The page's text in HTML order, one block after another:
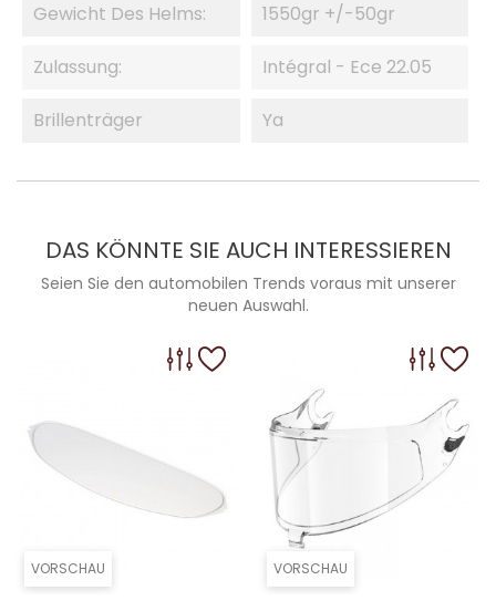
Gewicht Des Helms: 1550gr +/-50gr
Zulassung: Intégral - Ece 22.05
Brillenträger Ya
DAS KÖNNTE SIE AUCH INTERESSIEREN
Seien Sie den automobilen Trends voraus mit unserer
neuen Auswahl.
VORSCHAU VORSCHAU